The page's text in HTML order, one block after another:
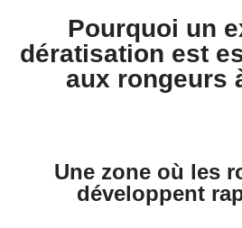
Pourquoi un
dératisation est
aux rongeurs
Une zone où les
développent